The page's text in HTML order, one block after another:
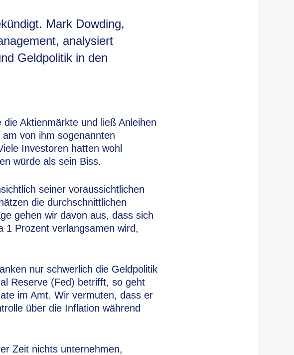
Mark Dowding,
analysiert
Geldpolitik in den
Aktienmärkte und ließ Anleihen
von ihm sogenannten
Investoren hatten wohl
würde als sein Biss.
seiner voraussichtlichen
die durchschnittlichen
gehen wir davon aus, dass sich
1 Prozent verlangsamen wird,
nur schwerlich die Geldpolitik
Reserve (Fed) betrifft, so geht
im Amt. Wir vermuten, dass er
über die Inflation während
Zeit nichts unternehmen,